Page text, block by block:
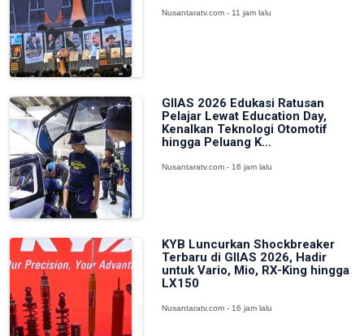
Nusantaratv.com - 11 jam lalu
GIIAS 2026 Edukasi Ratusan
Pelajar Lewat Education Day,
Kenalkan Teknologi Otomotif
hingga Peluang K...
Nusantaratv.com - 16 jam lalu
KYB Luncurkan Shockbreaker
Terbaru di GIIAS 2026, Hadir
untuk Vario, Mio, RX-King hingga
LX150
Nusantaratv.com - 16 jam lalu